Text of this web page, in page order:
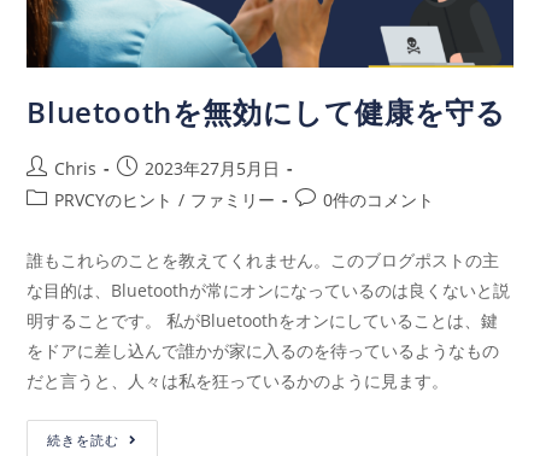
Bluetoothを無効にして健康を守る
Chris
2023年27月5月日
PRVCYのヒント / ファミリー 0件のコメント
誰もこれらのことを教えてくれません。このブログポストの主
な目的は、Bluetoothが常にオンになっているのは良くないと説
明することです。 私がBluetoothをオンにしていることは、鍵
をドアに差し込んで誰かが家に入るのを待っているようなもの
だと言うと、人々は私を狂っているかのように見ます。
続きを読む